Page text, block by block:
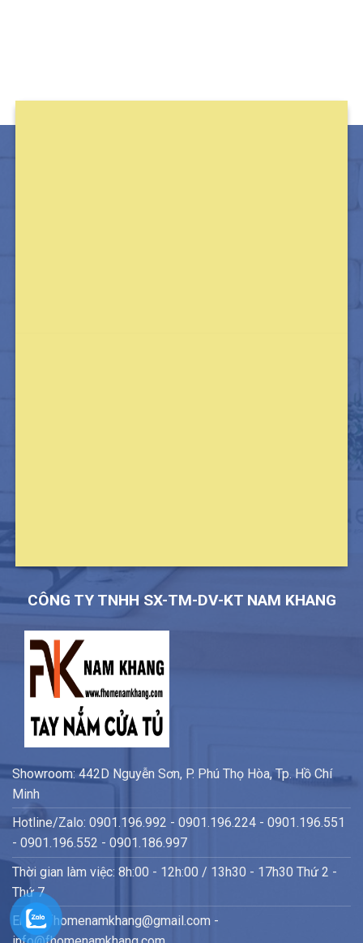
CÔNG TY TNHH SX-TM-DV-KT NAM KHANG
Showroom: 442D Nguyễn Sơn, P. Phú Thọ Hòa, Tp. Hồ Chí
Minh
Hotline/Zalo: 0901.196.992 - 0901.196.224 - 0901.196.551
- 0901.196.552 - 0901.186.997
Thời gian làm việc: 8h:00 - 12h:00 / 13h30 - 17h30 Thứ 2 -
Thứ 7
Email: fhomenamkhang@gmail.com -